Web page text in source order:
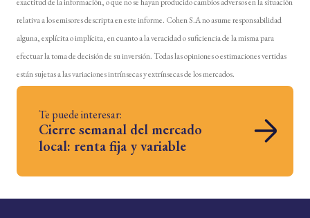
relativa a los emisores descripta en este informe. Cohen S.A no asume responsabilidad
alguna, explícita o implícita, en cuanto a la veracidad o suficiencia de la misma para
efectuar la toma de decisión de su inversión. Todas las opiniones o estimaciones vertidas
están sujetas a las variaciones intrínsecas y extrínsecas de los mercados.
Te puede interesar:
Cierre semanal del mercado
local: renta fija y variable